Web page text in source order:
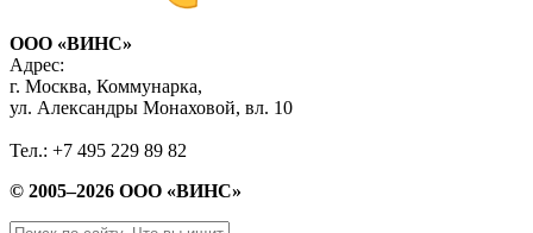
ООО «ВИНС»
Адрес:
г. Москва, Коммунарка,
ул. Александры Монаховой, вл. 10
Тел.: +7 495 229 89 82
© 2005–2026 ООО «ВИНС»